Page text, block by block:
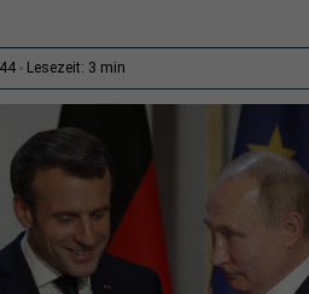
Lesezeit: 3 min